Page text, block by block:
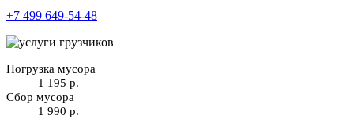
+7 499 649-54-48
Погрузка мусора
1 195 р.
Сбор мусора
1 990 р.